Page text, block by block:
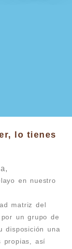
lo tienes
en nuestro
matriz del
un grupo de
disposición una
propias, así